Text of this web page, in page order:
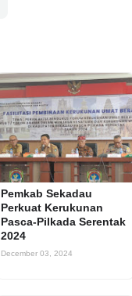
Pemkab Sekadau
Perkuat Kerukunan
Pasca-Pilkada Serentak
2024
December 03, 2024